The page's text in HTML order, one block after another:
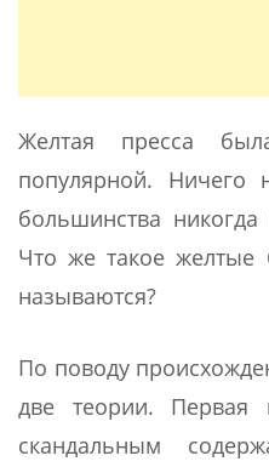
Желтая пресса
популярной. Ничего
большинства
Что же такое
называются?
По поводу
две теории. Первая
скандальным